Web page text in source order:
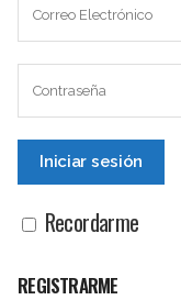
Recordarme
REGISTRARME